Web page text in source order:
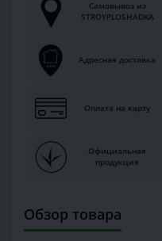
Самовывоз из
STROYPLOSHADKA
Адресная доставка
Оплата на карту
Официальная
продукция
Обзор товара